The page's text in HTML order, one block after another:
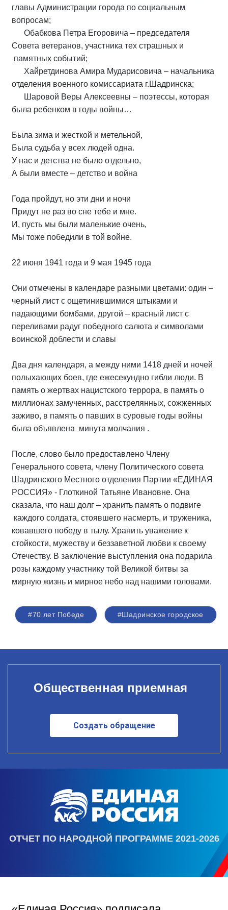
главы Администрации города по социальным
вопросам;
Обабкова Петра Егоровича – председателя
Совета ветеранов, участника тех страшных и
памятных событий;
Хайретдинова Амира Мударисовича – начальника
отделения военного комиссариата г.Шадринска;
Шаровой Веры Алексеевны – поэтессы, которая
была ребенком в годы войны…
Была зима и жесткой и метельной,
Была судьба у всех людей одна.
У нас и детства не было отдельно,
А были вместе – детство и война
Года пройдут, но эти дни и ночи
Придут не раз во сне тебе и мне.
И, пусть мы были маленькие очень,
Мы тоже победили в той войне.
22 июня 1941 года и 9 мая 1945 года
Они отмечены в календаре разными цветами: один –
черный лист с ощетинившимися штыками и
падающими бомбами, другой – красный лист с
переливами радуг победного салюта и символами
воинской доблести и славы
Два дня календаря, а между ними 1418 дней и ночей
полыхающих боев, где ежесекундно гибли люди. В
память о жертвах нацистского террора, в память о
миллионах замученных, расстрелянных, сожженных
заживо, в память о павших в суровые годы войны
была объявлена минута молчания .
После, слово было предоставлено Члену
Генерального совета, члену Политического совета
Шадринского Местного отделения Партии «ЕДИНАЯ
РОССИЯ» - Глоткиной Татьяне Ивановне. Она
сказала, что наш долг – хранить память о подвиге
каждого солдата, стоявшего насмерть, и труженика,
ковавшего победу в тылу. Хранить уважение к
стойкости, мужеству и беззаветной любви к своему
Отечеству. В заключение выступления она подарила
розы каждому участнику той Великой битвы за
мирную жизнь и мирное небо над нашими головами.
#70 лет Победе #Шадринское городское
Общественная приемная
Создать обращение
ОТЧЕТ ПО НАРОДНОЙ ПРОГРАММЕ 2021-2026